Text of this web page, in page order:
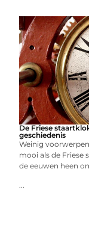
De Friese
geschiedenis
Weinig
mooi als de Friese
de eeuwen heen
...